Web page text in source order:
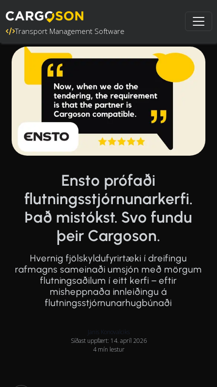
Transport Management Software
Ensto prófaði
flutningsstjórnunarkerfi.
Það mistókst. Svo fundu
þeir Cargoson.
Hvernig fjölskyldufyrirtæki í dreifingu
rafmagns sameinaði umsjón með mörgum
flutningsaðilum í eitt kerfi – eftir
misheppnaða innleiðingu á
flutningsstjórnunarhugbúnaði
Janis Konovalciks
Síðast uppfært: 14. apríl 2026
4 mín lestur